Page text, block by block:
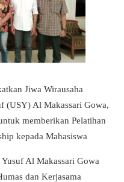
Jiwa Wirausaha
(USY) Al Makassari Gowa,
memberikan Pelatihan
kepada Mahasiswa
Al Makassari Gowa
dan Kerjasama